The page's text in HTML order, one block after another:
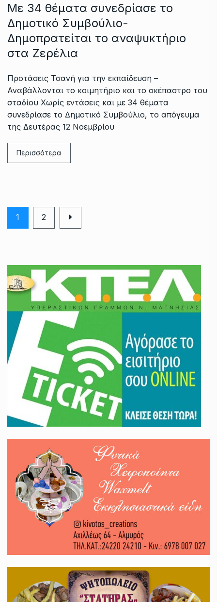
Με 34 θέματα συνεδρίασε το
Δημοτικό Συμβούλιο-
Δημοπρατείται το αναψυκτήριο
στα Ζερέλια
Προτάσεις Τσανή για την εκπαίδευση –
Αναβάλλονται το κοιμητήριο και το σκέπαστρο του
σταδίου Χωρίς εντάσεις και με 34 θέματα
συνεδρίασε το Δημοτικό Συμβούλιο, το απόγευμα
της Δευτέρας 12 Νοεμβρίου
Περισσότερα
1 2